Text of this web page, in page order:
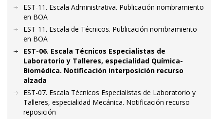
EST-11. Escala Administrativa. Publicación nombramiento
en BOA
EST-11. Escala de Técnicos. Publicación nombramiento
en BOA
EST-06. Escala Técnicos Especialistas de
Laboratorio y Talleres, especialidad Química-
Biomédica. Notificación interposición recurso
alzada
EST-07. Escala Técnicos Especialistas de Laboratorio y
Talleres, especialidad Mecánica. Notificación recurso
reposición